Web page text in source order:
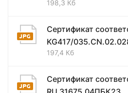
198,3 Кб
Сертификат
KG417/
197,4 Кб
Сертификат